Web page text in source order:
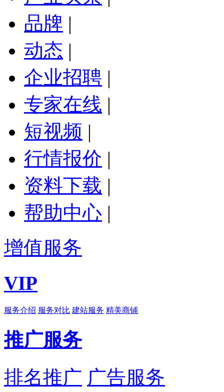
品牌 |
动态 |
企业招聘 |
专家在线 |
短视频 |
行情报价 |
资料下载 |
帮助中心 |
增值服务
VIP
服务介绍 服务对比 建站服务 精美商铺
推广服务
排名推广 广告服务